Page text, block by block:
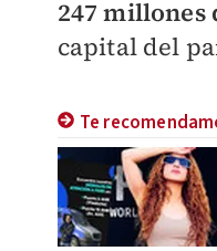
247 millones
capital del
Te